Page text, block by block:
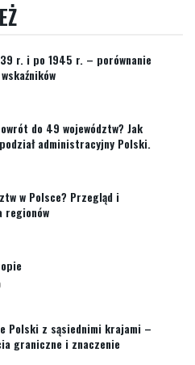
r. i po 1945 r. – porównanie
do 49 województw? Jak
administracyjny Polski.
w Polsce? Przegląd i
regionów
Polski z sąsiednimi krajami –
graniczne i znaczenie